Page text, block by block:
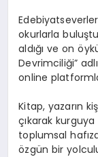
okurlarla
aldığı ve on
Devrimciliği”
online
Kitap, yazarın
çıkarak kurguya
toplumsal
özgün bir